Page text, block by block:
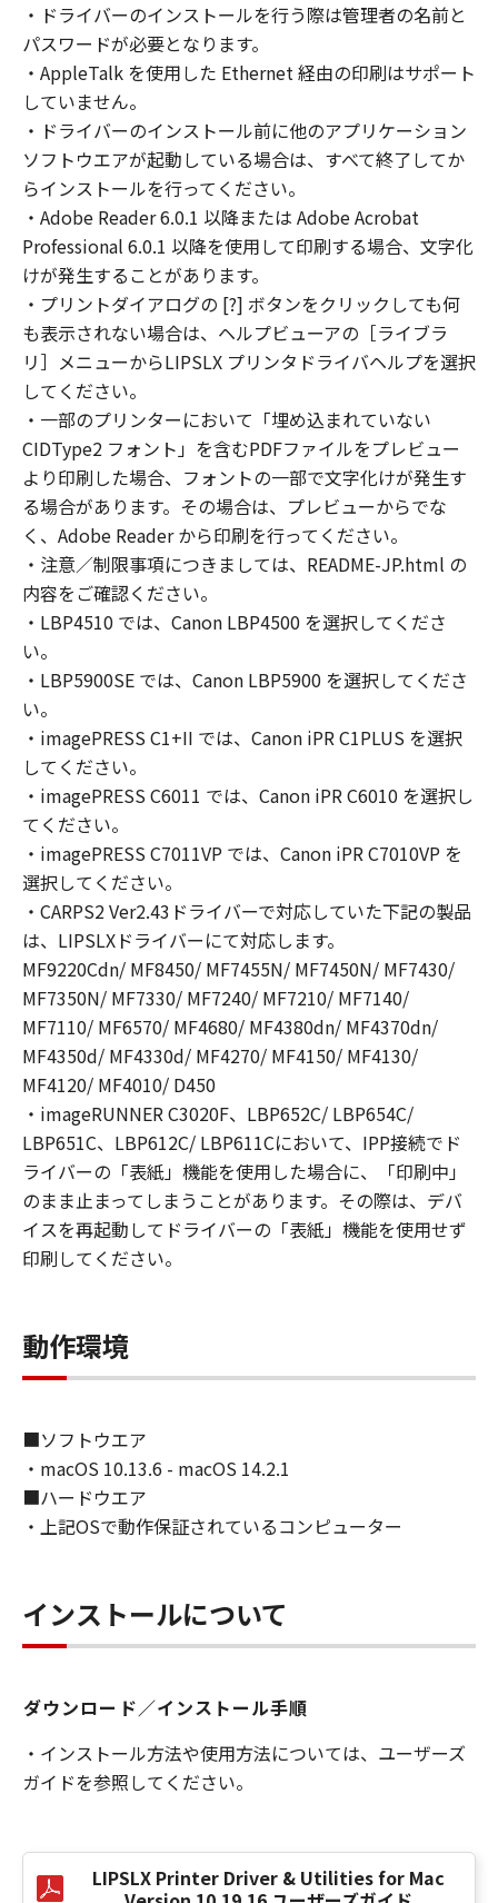
項に同意されたものとします。本契約の条項に
同意されない場合は、「許諾ソフトウェア」を
使用することはできません。
なお、「許諾ソフトウェア」には、本契約の各
条項が適用されない第三者のライブラリ、ソフ
トウェア、モジュール等（以下「第三者ソフト
ウェア」といいます。）が含まれる場合があり
ます。かかる「第三者ソフトウェア」の使用条
件は、本契約の末尾、「許諾ソフトウェア」に
関連するマニュアル等の資料、または「許諾ソ
フトウェア」内に記載されていますのでご確認
ください。
１．権利の留保
(1)
「許諾ソフトウェア」に関する著作権を含む一
切の権利は、キヤノンまたはキヤノンのライセ
ンサーに帰属します。
(2)
本契約に明示的に定める場合を除き、キヤノン
およびキヤノンのライセンサーのいかなる知的
財産権も、明示たると黙示たるとを問わず、お
客様に譲渡または許諾されるものではありませ
ん。
(3)
その他「許諾ソフトウェア」の複製物を含む
はキヤノンのライセンサーの著作権表示を変
更、除去または削除してはなりません。
２．使用許諾
(1)- 1.
お客様は、「ソフトウェア」を、お客様のコン
ピューターにおいて使用（「使用」とは、「ソ
フトウェア」をコンピューターの固定記憶装置
上にインストールすること、またはコンピュー
ターにおいて表示すること、アクセスするこ
と、読み出すこと、もしくは実行することのい
ずれも含むものとします。）することができま
す。
(1)- 2.
お客様は、 「更新データ」を、お客様のコンピ
ューターおよび「プリンター」において使用
（「使用」とは、「更新データ」をコンピュー
ターまたは「プリンター」の固定記憶装置上に
インストールすること、並びにコンピューター
または「プリンター」において表示すること、
アクセスすること、読み出すこと、もしくは実
行することのいずれも含むものとします。）す
お客様は、「コンテンツデータ」を、お客様の
コンピューターにおいて使用（「使用」とは、
記憶装置上に保存すること、またはコンピュー
ターにおいて表示することをいいます。）し、
複製することができます。お客様は、「コンテ
ンツデータ」を頒布、再許諾、レンタル、販売
または譲渡することはできません。お客様は、
す。）を、お客様自身による非商業的目的のた
めに使用し、使用させ、複製し、複製させ、頒
を商業的目的のために使用し、使用させ、複製
し、複製させ、頒布することはできません。キ
ヤノンは、お客様による「印刷物」の使用およ
び利用につき一切の責任を負わず、また、本項
第三者との間の紛争または訴訟につき一切責任
を負わないものとします。
・ドライバーのインストールを行う際は管理者の名前と
パスワードが必要となります。
・AppleTalk を使用した Ethernet 経由の印刷はサポート
していません。
・ドライバーのインストール前に他のアプリケーション
ソフトウエアが起動している場合は、すべて終了してか
らインストールを行ってください。
・Adobe Reader 6.0.1 以降または Adobe Acrobat
Professional 6.0.1 以降を使用して印刷する場合、文字化
けが発生することがあります。
・プリントダイアログの [?] ボタンをクリックしても何
も表示されない場合は、ヘルプビューアの［ライブラ
リ］メニューからLIPSLX プリンタドライバヘルプを選択
してください。
・一部のプリンターにおいて「埋め込まれていない
CIDType2 フォント」を含むPDFファイルをプレビュー
より印刷した場合、フォントの一部で文字化けが発生す
る場合があります。その場合は、プレビューからでな
く、Adobe Reader から印刷を行ってください。
・注意／制限事項につきましては、README-JP.html の
内容をご確認ください。
・LBP4510 では、Canon LBP4500 を選択してくださ
い。
・LBP5900SE では、Canon LBP5900 を選択してくださ
い。
・imagePRESS C1+II では、Canon iPR C1PLUS を選択
してください。
・imagePRESS C6011 では、Canon iPR C6010 を選択し
てください。
・imagePRESS C7011VP では、Canon iPR C7010VP を
選択してください。
・CARPS2 Ver2.43ドライバーで対応していた下記の製品
は、LIPSLXドライバーにて対応します。
MF9220Cdn/ MF8450/ MF7455N/ MF7450N/ MF7430/
MF7350N/ MF7330/ MF7240/ MF7210/ MF7140/
MF7110/ MF6570/ MF4680/ MF4380dn/ MF4370dn/
MF4350d/ MF4330d/ MF4270/ MF4150/ MF4130/
MF4120/ MF4010/ D450
・imageRUNNER C3020F、LBP652C/ LBP654C/
LBP651C、LBP612C/ LBP611Cにおいて、IPP接続でド
ライバーの「表紙」機能を使用した場合に、「印刷中」
のまま止まってしまうことがあります。その際は、デバ
イスを再起動してドライバーの「表紙」機能を使用せず
印刷してください。
動作環境
■ソフトウエア
・macOS 10.13.6 - macOS 14.2.1
■ハードウエア
・上記OSで動作保証されているコンピューター
インストールについて
ダウンロード／インストール手順
・インストール方法や使用方法については、ユーザーズ
ガイドを参照してください。
LIPSLX Printer Driver & Utilities for Mac